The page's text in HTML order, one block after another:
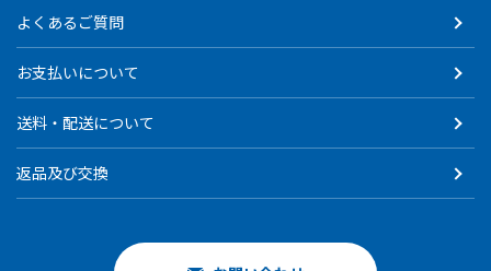
よくあるご質問
お支払いについて
送料・配送について
返品及び交換